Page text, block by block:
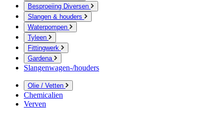
Besproeiing Diversen
Slangen & houders
Waterpompen
Tyleen
Fittingwerk
Gardena
Slangenwagen-/houders
Olie / Vetten
Chemicalien
Verven